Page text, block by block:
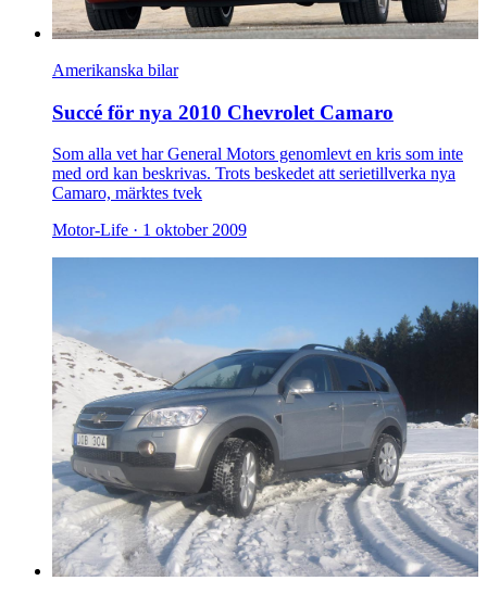
Amerikanska bilar
Succé för nya 2010 Chevrolet Camaro
Som alla vet har General Motors genomlevt en kris som inte
med ord kan beskrivas. Trots beskedet att serietillverka nya
Camaro, märktes tvek
Motor-Life · 1 oktober 2009